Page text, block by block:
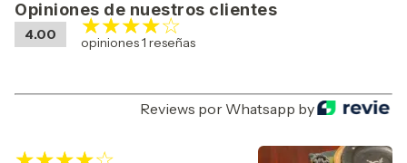
Opiniones de nuestros clientes
4.00 opiniones 1 reseñas
Reviews por Whatsapp by